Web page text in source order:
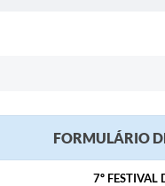
FORMULÁRIO
7º FESTIVAL